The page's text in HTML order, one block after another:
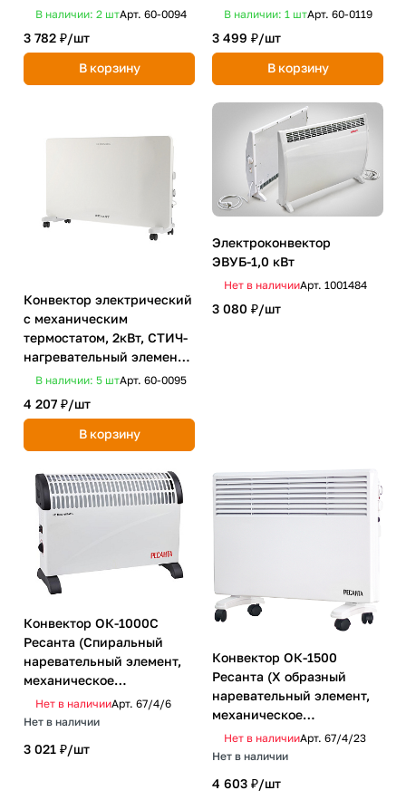
элемент REXANT HOME
В наличии: 2 штАрт. 60-0094
3 782 ₽/шт
В корзину
элемент, ножки REXANT
В наличии: 1 штАрт. 60-0119
3 499 ₽/шт
В корзину
Конвектор электрический
с механическим
термостатом, 2кВт, СТИЧ-
нагревательный элемент
REXANT HOME
В наличии: 5 штАрт. 60-0095
4 207 ₽/шт
В корзину
Электроконвектор
ЭВУБ-1,0 кВт
Нет в наличииАрт. 1001484
3 080 ₽/шт
Конвектор ОК-1000С
Ресанта (Спиральный
наревательный элемент,
механическое
управление)
Нет в наличииАрт. 67/4/6
Нет в наличии
3 021 ₽/шт
Конвектор ОК-1500
Ресанта (Х образный
наревательный элемент,
механическое
управление)
Нет в наличииАрт. 67/4/23
Нет в наличии
4 603 ₽/шт